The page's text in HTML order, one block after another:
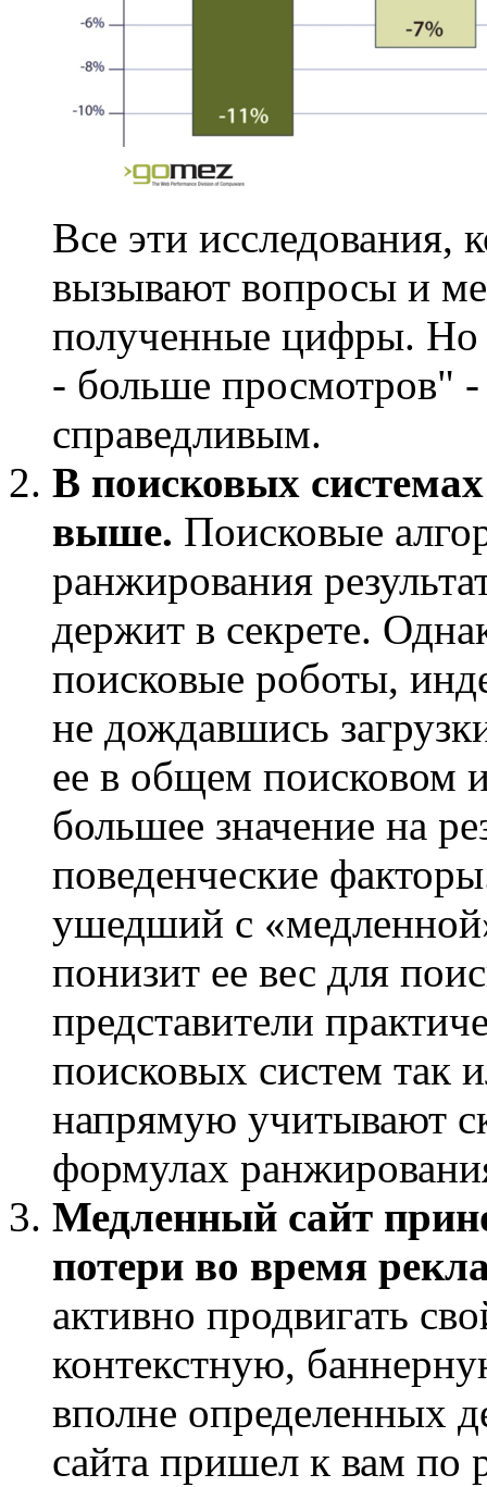
Все эти исследования,
вызывают вопросы и
полученные цифры. Но
- больше просмотров"
справедливым.
В поисковых
выше. Поисковые
ранжирования
держит в секрете.
поисковые роботы,
не дождавшись
ее в общем поисковом
большее значение на
поведенческие
ушедший с
понизит ее вес для
представители
поисковых систем так
напрямую учитывают
формулах
Медленный сайт
потери во время
активно продвигать
контекстную,
вполне определенных
сайта пришел к вам по